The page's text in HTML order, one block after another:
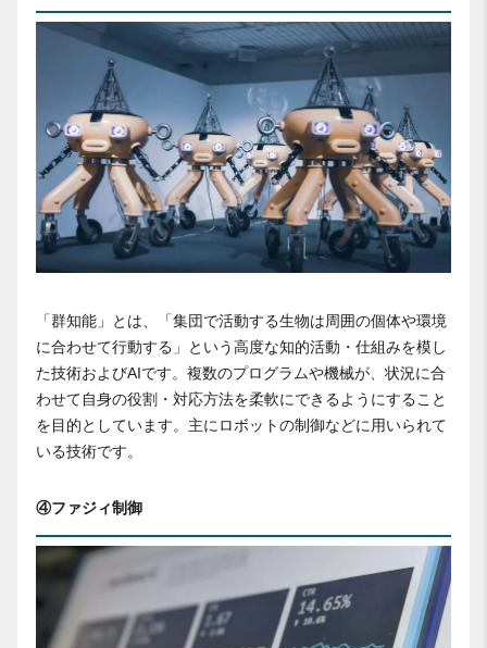
「群知能」とは、「集団で活動する生物は周囲の個体や環境
に合わせて行動する」という高度な知的活動・仕組みを模し
た技術およびAIです。複数のプログラムや機械が、状況に合
わせて自身の役割・対応方法を柔軟にできるようにすること
を目的としています。主にロボットの制御などに用いられて
いる技術です。
④ファジィ制御